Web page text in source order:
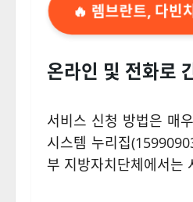
🔥 렘브란트, 다
온라인 및 전화로
서비스 신청 방법은 매
시스템 누리집
부 지방자치단체에서는